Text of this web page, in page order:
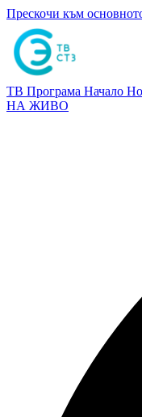
Прескочи към
ТВ Програма Начало
НА ЖИВО